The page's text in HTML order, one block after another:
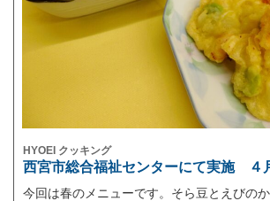
HYOEI クッキング
西宮市総合福祉センターにて実施 ４
今回は春のメニューです。そら豆とえびの